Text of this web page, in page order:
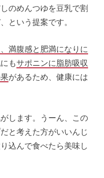
のめんつゆを豆乳で割
という提案です。
満腹感と肥満になりに
もサポニンに脂肪吸収
があるため、健康には
します。うーん、この
と考えた方がいいんじ
込んで食べたら美味し